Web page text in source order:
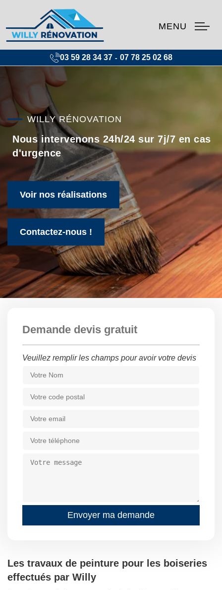
MENU
03 59 28 34 37 - 07 78 25 02 68
WILLY RÉNOVATION
Nous intervenons 24h/24 sur 7j/7 en cas
d'urgence
Voir nos réalisations
Contactez-nous !
Demande devis gratuit
Veuillez remplir les champs pour avoir votre devis
Les travaux de peinture pour les boiseries
effectués par Willy